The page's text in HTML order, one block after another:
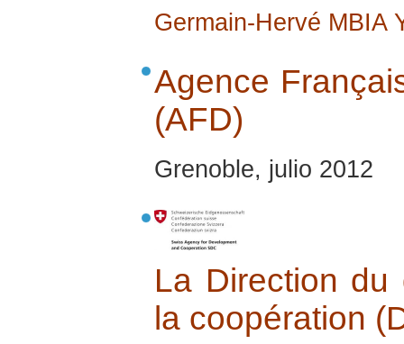
Germain-Hervé MBIA
Agence
(AFD)
Grenoble, julio 2012
La Direction du
la coopération